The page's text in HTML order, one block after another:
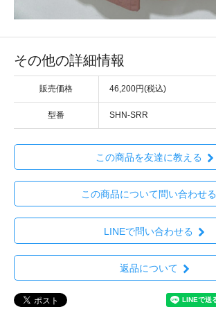
その他の詳細情報
販売価格 46,200円(税込)
型番 SHN-SRR
この商品を友達に教える
この商品について問い合わせる
LINEで問い合わせる
返品について